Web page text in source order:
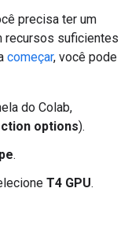
precisa ter um
recursos suficientes
começar, você pode
do Colab,
options).
.
T4 GPU.